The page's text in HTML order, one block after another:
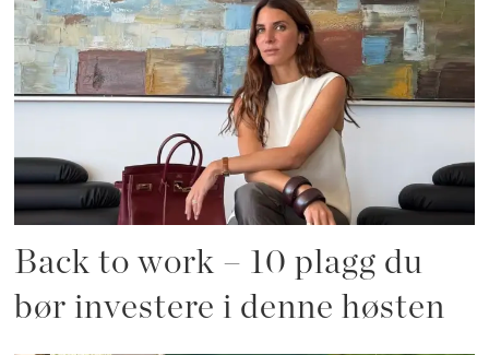
Back to work – 10 plagg du
bør investere i denne høsten